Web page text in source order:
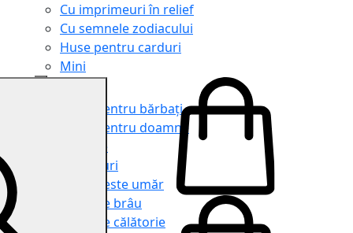
Cu imprimeuri în relief
Cu semnele zodiacului
Huse pentru carduri
Mini
Genți pentru bărbați
Genți pentru doamne
Serviete
Rucsacuri
Genți peste umăr
Genți de brâu
Genți de călătorie